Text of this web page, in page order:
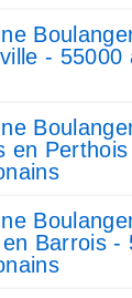
- 55000
en
Barrois -